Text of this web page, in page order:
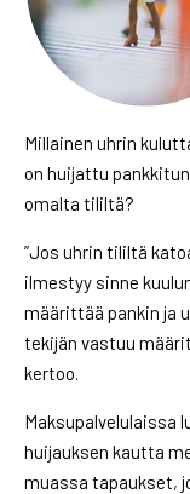
Millainen uhrin
on huijattu
omalta tililtä?
”Jos uhrin tililtä
ilmestyy sinne
määrittää pankin ja
tekijän vastuu
kertoo.
Maksupalvelulaissa
huijauksen kautta
muassa tapaukset,